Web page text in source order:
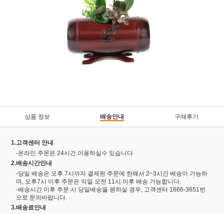
상품 정보 배송안내 구매후기
1.고객센터 안내
-온라인 주문은 24시간 이용하실수 있습니다
2.배송시간안내
-당일 배송은 오후 7시까지 결제된 주문에 한해서 2~3시간 배송이 가능하
며, 오후7시 이후 주문은 익일 오전 11시 이후 배송 가능합니다.
-배송시간 이후 주문 시 당일배송을 원하실 경우, 고객센터 1666-3651번
으로 문의바랍니다.
3.배송료안내